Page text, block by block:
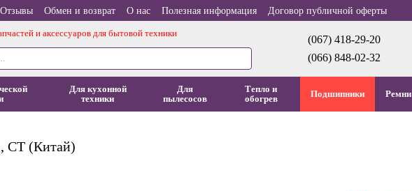
Отзывы Обмен и возврат О нас Полезная информация Договор публичной оферты
и аксессуаров для бытовой техники
(067) 418-29-20
(066) 848-02-32
Для кухонной
техники
Для
пылесосов
Тепло и
обогрев
Подшипники Ремни
CT (Китай)